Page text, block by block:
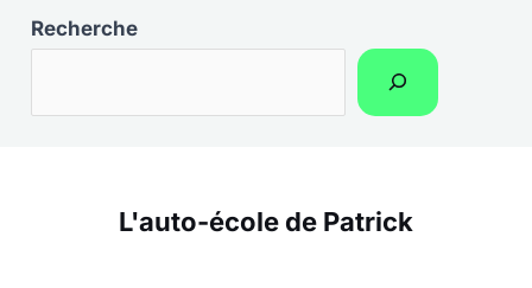
Recherche
L'auto-école de Patrick